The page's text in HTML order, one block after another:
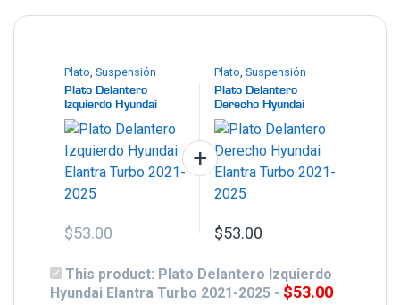
Plato Suspensión
Plato Delantero
Izquierdo Hyundai
Elantra Turbo 2021-
2025
$53.00
Plato Suspensión
Plato Delantero
Derecho Hyundai
Elantra Turbo 2021-
2025
$53.00
This product: Plato Delantero Izquierdo
Hyundai Elantra Turbo 2021-2025 - $53.00